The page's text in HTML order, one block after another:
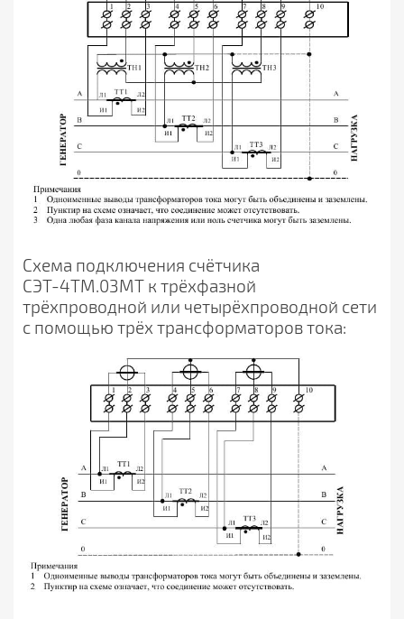
Схема подключения счётчика
СЭТ-4ТМ.03МТ к трёхфазной
трёхпроводной или четырёхпроводной сети
с помощью трёх трансформаторов тока: